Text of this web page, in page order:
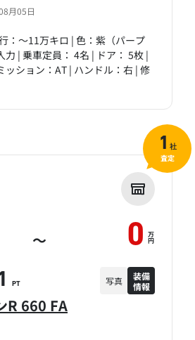
月05日
：～11万キロ | 色：紫（パープ
力 | 乗車定員： 4名 | ドア： 5枚 |
ッション：AT | ハンドル：右 | 修
R 660 FA
～ 0 万
円
PT 写真
装備
情報
1 社
査定